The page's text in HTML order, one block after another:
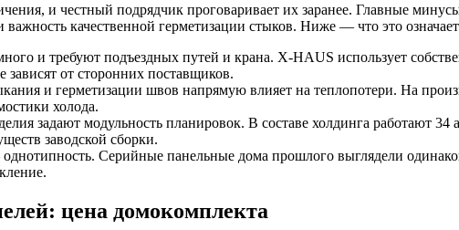
и честный подрядчик проговаривает их заранее. Главные
важность качественной герметизации стыков. Ниже — что это
и требуют подъездных путей и крана. X-HAUS использует
зависят от сторонних поставщиков.
и герметизации швов напрямую влияет на теплопотери. На
холода.
задают модульность планировок. В составе холдинга работают
заводской сборки.
Серийные панельные дома прошлого выглядели
цена домокомплекта